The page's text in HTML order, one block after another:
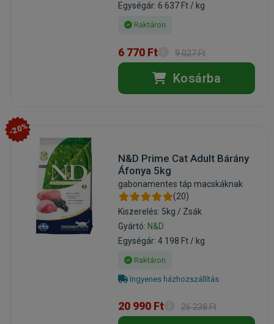
Egységár: 6 637 Ft / kg
Raktáron
6 770 Ft 9 027 Ft
Kosárba
-20%
N&D Prime Cat Adult Bárány
Áfonya 5kg
gabonamentes táp macskáknak
(20)
Kiszerelés: 5kg / Zsák
Gyártó: N&D
Egységár: 4 198 Ft / kg
Raktáron
Ingyenes házhozszállítás
20 990 Ft 26 238 Ft